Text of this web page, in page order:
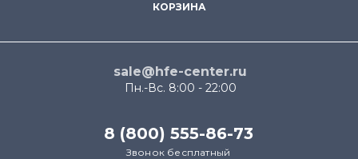
КОРЗИНА
sale@hfe-center.ru
Пн.-Вс. 8:00 - 22:00
8 (800) 555-86-73
Звонок бесплатный